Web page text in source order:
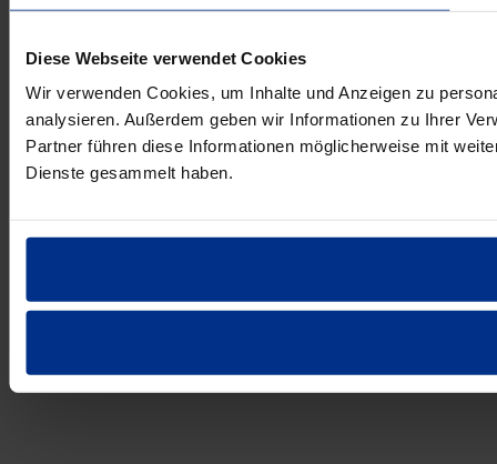
Diese Webseite verwendet Cookies
Wir verwenden Cookies, um Inhalte und Anzeigen zu
analysieren. Außerdem geben wir Informationen zu Ihrer
Partner führen diese Informationen möglicherweise mit
Dienste gesammelt haben.